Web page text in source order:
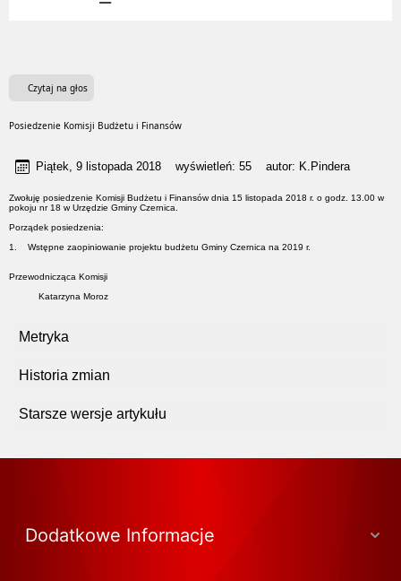
Czytaj na głos
Posiedzenie Komisji Budżetu i Finansów
Piątek, 9 listopada 2018 wyświetleń: 55 autor: K.Pindera
Zwołuję posiedzenie Komisji Budżetu i Finansów dnia 15 listopada 2018 r. o godz. 13.00 w
pokoju nr 18 w Urzędzie Gminy Czernica.
Porządek posiedzenia:
1. Wstępne zaopiniowanie projektu budżetu Gminy Czernica na 2019 r.
Przewodnicząca Komisji
Katarzyna Moroz
Metryka
Historia zmian
Starsze wersje artykułu
Dodatkowe Informacje